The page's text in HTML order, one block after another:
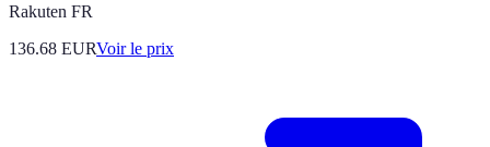
Rakuten FR
136.68 EURVoir le prix